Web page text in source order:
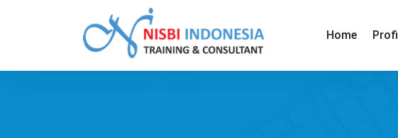
Training Consultant
Home Profil